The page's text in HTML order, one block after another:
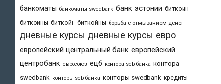
банкоматы банкоматы swedbank банк эстонии биткоин
биткоины биткойн биткойны борьба с отмыванием денег
дневные курсы дневные курсы евро
европейский центральный банк европейский
центробанк евросоюз ецб контора seb-банка контора
swedbank конторы seb банка конторы swedbank кредиты